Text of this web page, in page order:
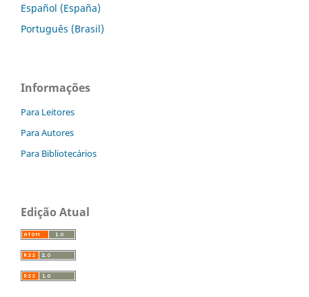
Español (España)
Português (Brasil)
Informações
Para Leitores
Para Autores
Para Bibliotecários
Edição Atual